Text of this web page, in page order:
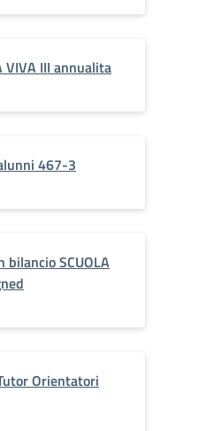
VIVA III annualita
467-3
bilancio SCUOLA
Orientatori